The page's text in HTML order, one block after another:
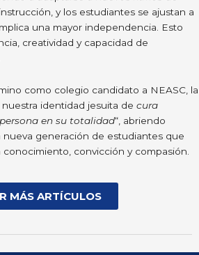
y los estudiantes se ajustan a
una mayor independencia. Esto
creatividad y capacidad de
como colegio candidato a NEASC, la
identidad jesuita de cura
en su totalidad“, abriendo
nueva generación de estudiantes que
convicción y compasión.
MÁS ARTÍCULOS